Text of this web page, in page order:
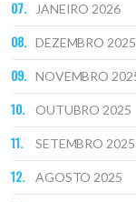
JANEIRO 2026
DEZEMBRO 2025
NOVEMBRO
OUTUBRO 2025
SETEMBRO 2025
AGOSTO 2025